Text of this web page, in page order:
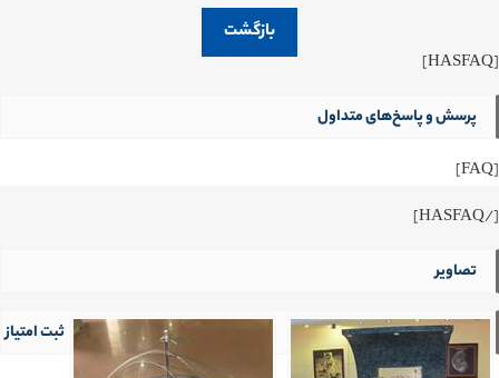
بازگشت
[HASFAQ]
پرسش و پاسخ‌های متداول
[FAQ]
[/HASFAQ]
تصاویر
ثبت امتیاز